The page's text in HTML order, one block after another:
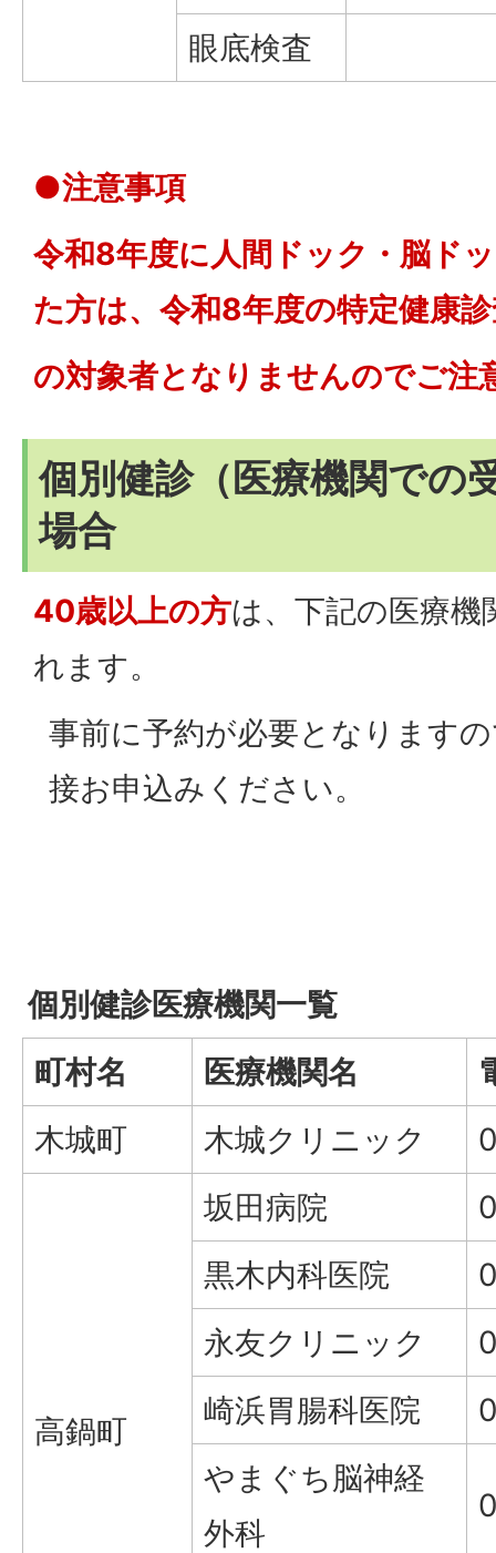
眼底検査
●注意事項
令和8年度に人間ドック・脳ド
た方は、令和8年度の特定健康
の対象者となりませんのでご注
個別健診（医療機関での
場合
40歳以上の方は、下記の医療
れます。
事前に予約が必要となります
接お申込みください。
個別健診医療機関一覧
町村名
医療機関名
木城町
木城クリニック
高鍋町
坂田病院
黒木内科医院
永友クリニック
崎浜胃腸科医院
やまぐち脳神経
外科